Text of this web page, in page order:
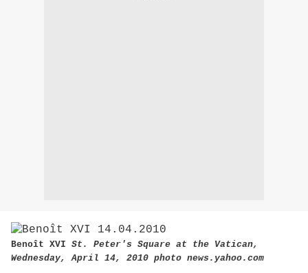
Benoît XVI St. Peter's Square at the Vatican,
Wednesday, April 14, 2010 photo news.yahoo.com